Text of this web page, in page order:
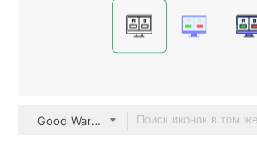
Good Ware Lineal